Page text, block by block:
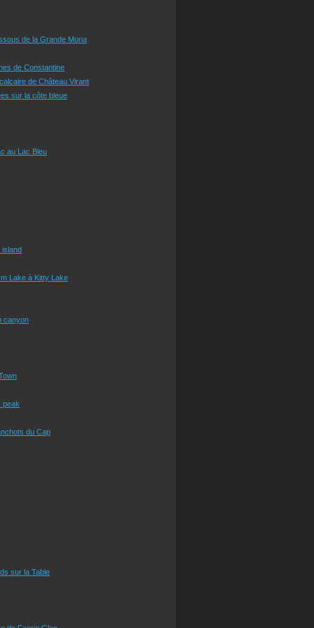
de la Grande Mona
de Constantine
de Château Virant
sur la côte bleue
au Lac Bleu
island
Lake à Kitty Lake
canyon
peak
du Cap
sur la Table